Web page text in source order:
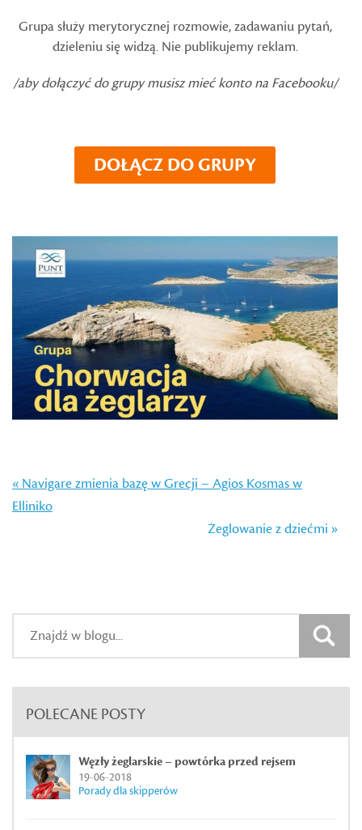
Grupa służy merytorycznej rozmowie, zadawaniu pytań,
dzieleniu się widzą. Nie publikujemy reklam.
/aby dołączyć do grupy musisz mieć konto na Facebooku/
DOŁĄCZ DO GRUPY
« Navigare zmienia bazę w Grecji – Agios Kosmas w
Elliniko
Żeglowanie z dziećmi »
POLECANE POSTY
Węzły żeglarskie – powtórka przed rejsem
19-06-2018
Porady dla skipperów